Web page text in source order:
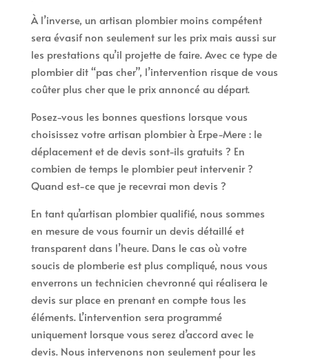
À l’inverse, un artisan plombier moins compétent
sera évasif non seulement sur les prix mais aussi sur
les prestations qu’il projette de faire. Avec ce type de
plombier dit “pas cher”, l’intervention risque de vous
coûter plus cher que le prix annoncé au départ.
Posez-vous les bonnes questions lorsque vous
choisissez votre artisan plombier à Erpe-Mere : le
déplacement et de devis sont-ils gratuits ? En
combien de temps le plombier peut intervenir ?
Quand est-ce que je recevrai mon devis ?
En tant qu’artisan plombier qualifié, nous sommes
en mesure de vous fournir un devis détaillé et
transparent dans l’heure. Dans le cas où votre
soucis de plomberie est plus compliqué, nous vous
enverrons un technicien chevronné qui réalisera le
devis sur place en prenant en compte tous les
éléments. L’intervention sera programmé
uniquement lorsque vous serez d’accord avec le
devis. Nous intervenons non seulement pour les